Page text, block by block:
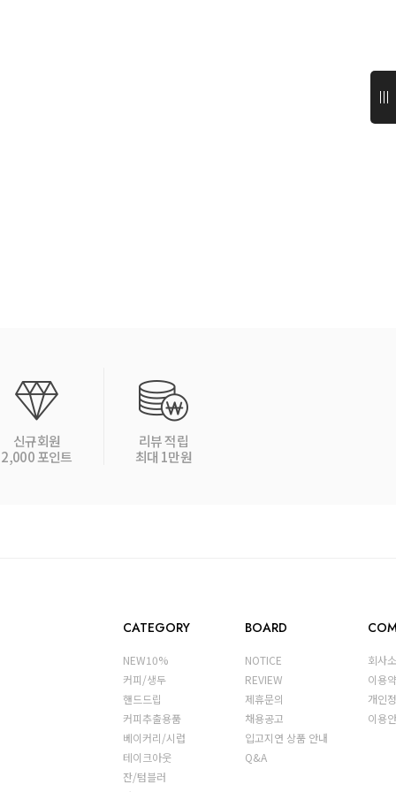
신규회원
2,000 포인트
리뷰 적립
최대 1만원
CATEGORY
NEW10%
커피/생두
핸드드립
커피추출용품
베이커리/시럽
테이크아웃
잔/텀블러
BOARD
NOTICE
REVIEW
제휴문의
채용공고
입고지연 상품 안내
Q&A
회사
이용
개인
이용